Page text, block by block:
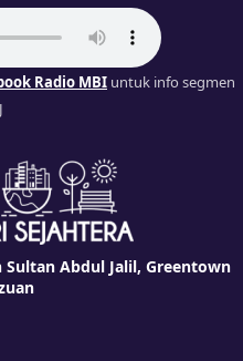
Radio MBI untuk info segmen
Sultan Abdul Jalil, Greentown